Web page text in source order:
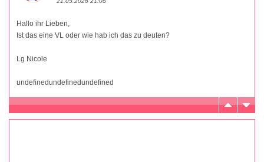
Hallo ihr Lieben,
Ist das eine VL oder wie hab ich das zu deuten?
Lg Nicole
undefinedundefinedundefined